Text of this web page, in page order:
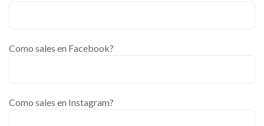
Como sales en Facebook?
Como sales en Instagram?